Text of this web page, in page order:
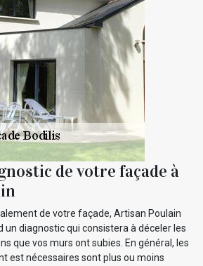
de votre façade à
de votre façade, Artisan Poulain
diagnostic qui consistera à déceler les
que vos murs ont subies. En général, les
est nécessaires sont plus ou moins